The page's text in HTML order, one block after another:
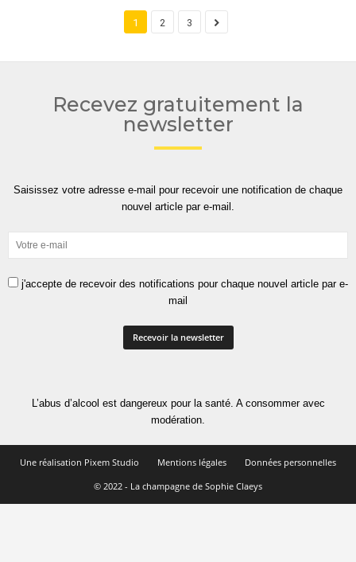
1 2 3
Recevez gratuitement la
newsletter
Saisissez votre adresse e-mail pour recevoir une notification de chaque
nouvel article par e-mail.
j'accepte de recevoir des notifications pour chaque nouvel article par e-
mail
L’abus d’alcool est dangereux pour la santé. A consommer avec
modération.
Une réalisation Pixem Studio Mentions légales
Données personnelles
© 2022 - La champagne de Sophie Claeys